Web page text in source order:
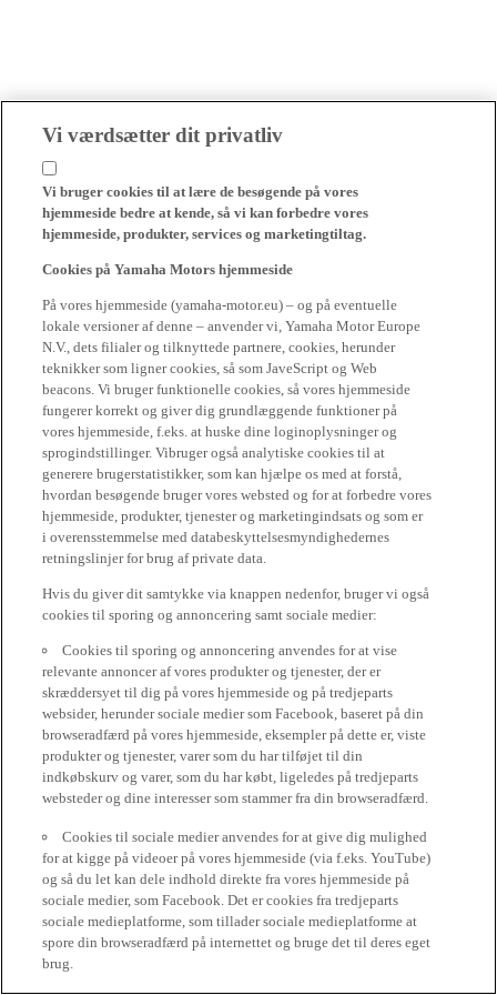
Vi værdsætter dit privatliv
Vi bruger cookies til at lære de besøgende på vores
hjemmeside bedre at kende, så vi kan forbedre vores
hjemmeside, produkter, services og marketingtiltag.
Cookies på Yamaha Motors hjemmeside
På vores hjemmeside (yamaha-motor.eu) – og på eventuelle
lokale versioner af denne – anvender vi, Yamaha Motor Europe
N.V., dets filialer og tilknyttede partnere, cookies, herunder
teknikker som ligner cookies, så som JaveScript og Web
beacons. Vi bruger funktionelle cookies, så vores hjemmeside
fungerer korrekt og giver dig grundlæggende funktioner på
vores hjemmeside, f.eks. at huske dine loginoplysninger og
sprogindstillinger. Vibruger også analytiske cookies til at
generere brugerstatistikker, som kan hjælpe os med at forstå,
hvordan besøgende bruger vores websted og for at forbedre vores
hjemmeside, produkter, tjenester og marketingindsats og som er
i overensstemmelse med databeskyttelsesmyndighedernes
retningslinjer for brug af private data.
Hvis du giver dit samtykke via knappen nedenfor, bruger vi også
cookies til sporing og annoncering samt sociale medier:
Cookies til sporing og annoncering anvendes for at vise
relevante annoncer af vores produkter og tjenester, der er
skræddersyet til dig på vores hjemmeside og på tredjeparts
websider, herunder sociale medier som Facebook, baseret på din
browseradfærd på vores hjemmeside, eksempler på dette er, viste
produkter og tjenester, varer som du har tilføjet til din
indkøbskurv og varer, som du har købt, ligeledes på tredjeparts
websteder og dine interesser som stammer fra din browseradfærd.
Cookies til sociale medier anvendes for at give dig mulighed
for at kigge på videoer på vores hjemmeside (via f.eks. YouTube)
og så du let kan dele indhold direkte fra vores hjemmeside på
sociale medier, som Facebook. Det er cookies fra tredjeparts
sociale medieplatforme, som tillader sociale medieplatforme at
spore din browseradfærd på internettet og bruge det til deres eget
brug.